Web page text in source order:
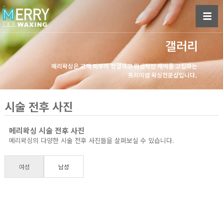
갤러리
메리왁싱은 고객 피부의 청결하고 위생적인 케어를 고집하는
프리미엄 왁싱전문샵입니다.
시술 전후 사진
메리왁싱 시술 전후 사진
메리왁싱의 다양한 시술 전후 사진들을 살펴보실 수 있습니다.
여성 남성